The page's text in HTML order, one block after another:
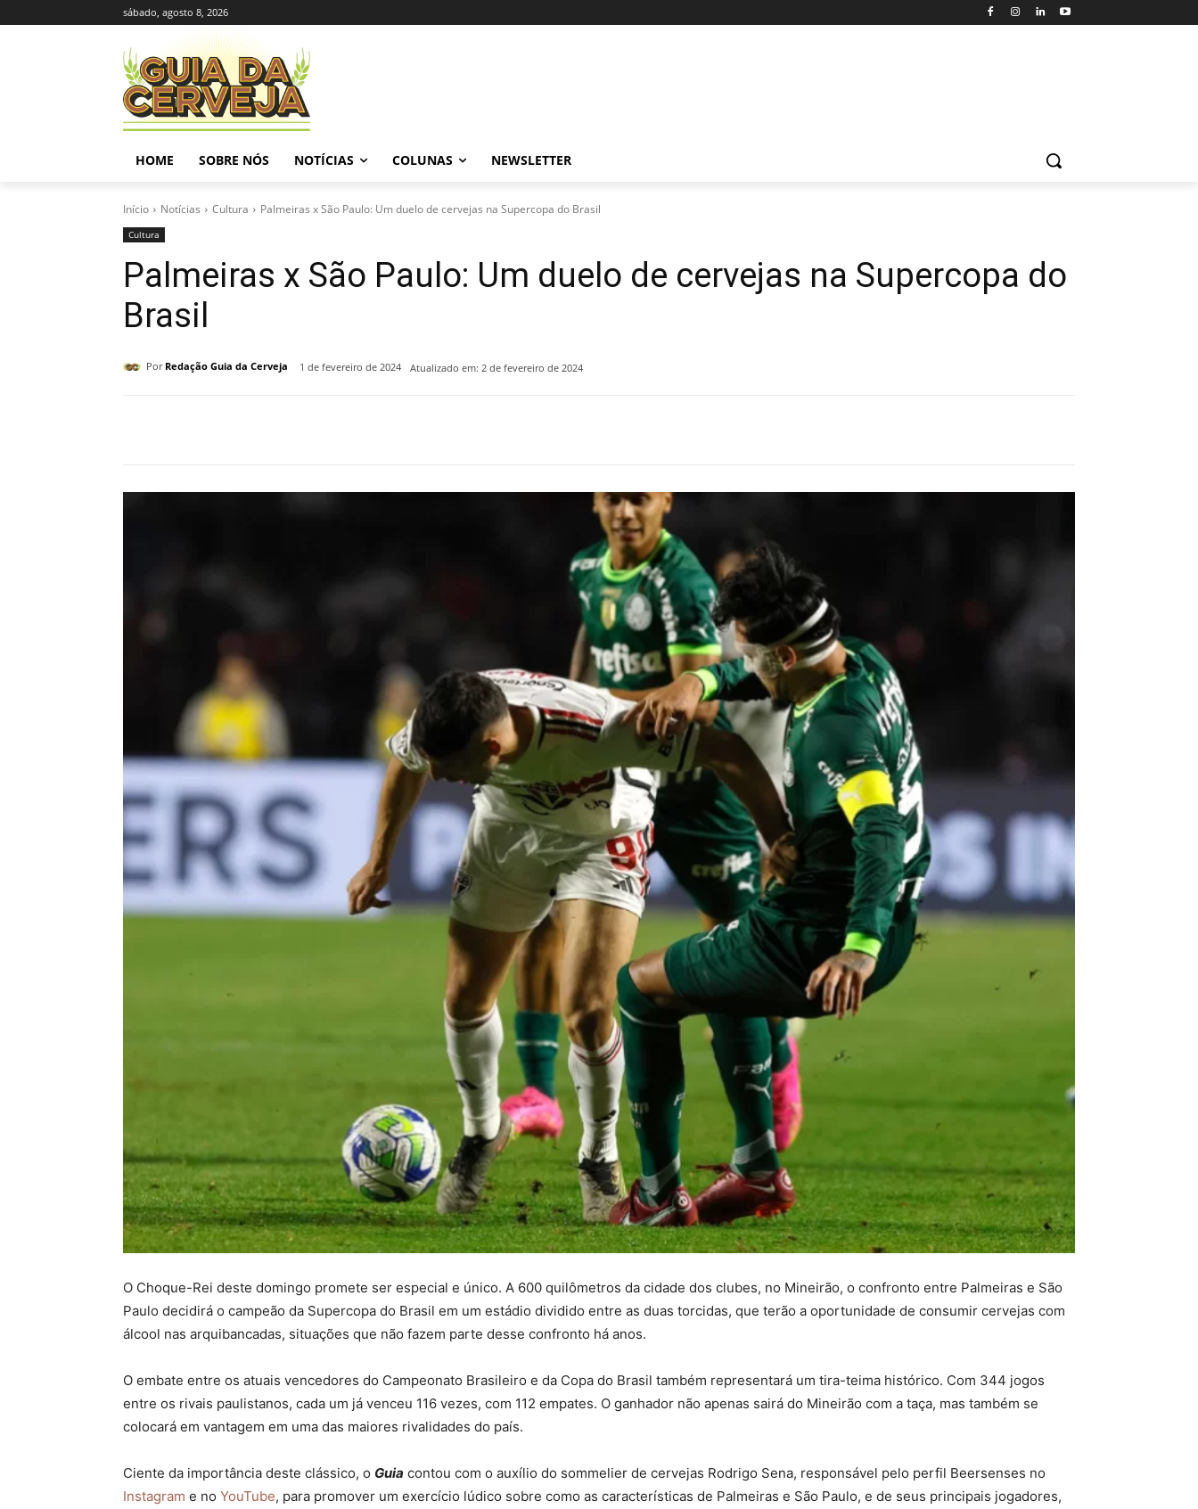
sábado, agosto 8, 2026
HOME SOBRE NÓS NOTÍCIAS COLUNAS NEWSLETTER
Início Notícias Cultura Palmeiras x São Paulo: Um duelo de cervejas na Supercopa do Brasil
Cultura
Palmeiras x São Paulo: Um duelo de cervejas na Supercopa do
Brasil
Por Redação Guia da Cerveja 1 de fevereiro de 2024 Atualizado em: 2 de fevereiro de 2024
O Choque-Rei deste domingo promete ser especial e único. A 600 quilômetros da cidade dos clubes, no Mineirão, o confronto entre Palmeiras e São
Paulo decidirá o campeão da Supercopa do Brasil em um estádio dividido entre as duas torcidas, que terão a oportunidade de consumir cervejas com
álcool nas arquibancadas, situações que não fazem parte desse confronto há anos.
O embate entre os atuais vencedores do Campeonato Brasileiro e da Copa do Brasil também representará um tira-teima histórico. Com 344 jogos
entre os rivais paulistanos, cada um já venceu 116 vezes, com 112 empates. O ganhador não apenas sairá do Mineirão com a taça, mas também se
colocará em vantagem em uma das maiores rivalidades do país.
Ciente da importância deste clássico, o Guia contou com o auxílio do sommelier de cervejas Rodrigo Sena, responsável pelo perfil Beersenses no
Instagram e no YouTube, para promover um exercício lúdico sobre como as características de Palmeiras e São Paulo, e de seus principais jogadores,